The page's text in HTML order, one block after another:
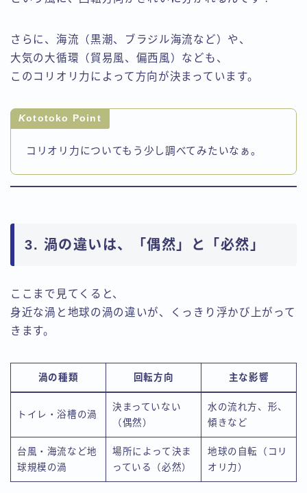
さらに、海流（黒潮、ブラジル海流など）や、
大気の大循環（貿易風、偏西風）なども、
このコリオリ力によって方向が決まっています。
Kototoko Point
コリオリ力についてもう少し調べてみたいなぁ。
3. 渦の違いは、「偶然」と「必然」
ここまで見てくると、
身近な渦と地球の渦の違いが、くっきり浮かび上がって
きます。
渦の種類 回転方向 主な影響
トイレ・浴槽の渦
決まっていない
（偶然）
水の流れ方、形、
傾きなど
台風・海流など地
球規模の渦
場所によって決ま
っている（必然）
地球の自転（コリ
オリ力）